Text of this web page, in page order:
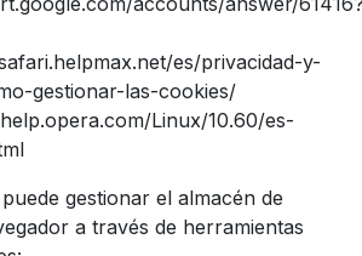
es/privacidad-y-
gestionar-las-cookies/
Linux/10.60/es-
gestionar el almacén de
a través de herramientas